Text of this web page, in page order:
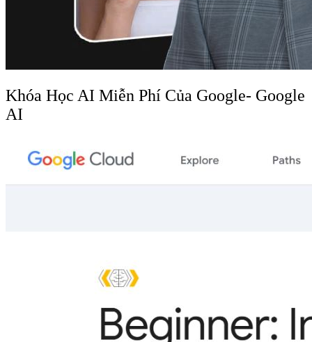
Khóa Học AI Miễn Phí Của Google- Google
AI